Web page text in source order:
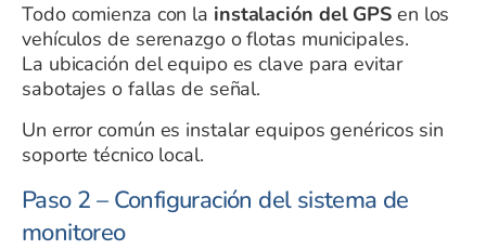
Todo comienza con la instalación del GPS en los
vehículos de serenazgo o flotas municipales.
La ubicación del equipo es clave para evitar
sabotajes o fallas de señal.
Un error común es instalar equipos genéricos sin
soporte técnico local.
Paso 2 – Configuración del sistema de
monitoreo